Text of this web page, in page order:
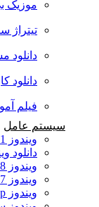
موزیک
تیتراژ
دانلود
دانلود
فیلم
سیستم عامل
ویندوز 11
دانلود
ویندوز 8 و 8.1
ویندوز 7
ویندوز xp